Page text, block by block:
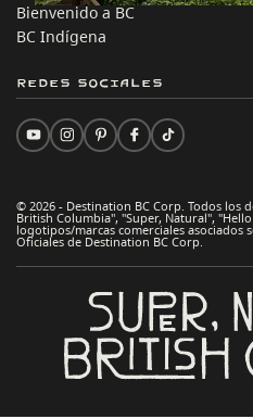
Bienvenido a BC
BC Indígena
© 2026 - Destination BC Corp. Todos los
British Columbia", "Super, Natural",
logotipos/marcas comerciales asociados
Oficiales de Destination BC Corp.
Redes sociales